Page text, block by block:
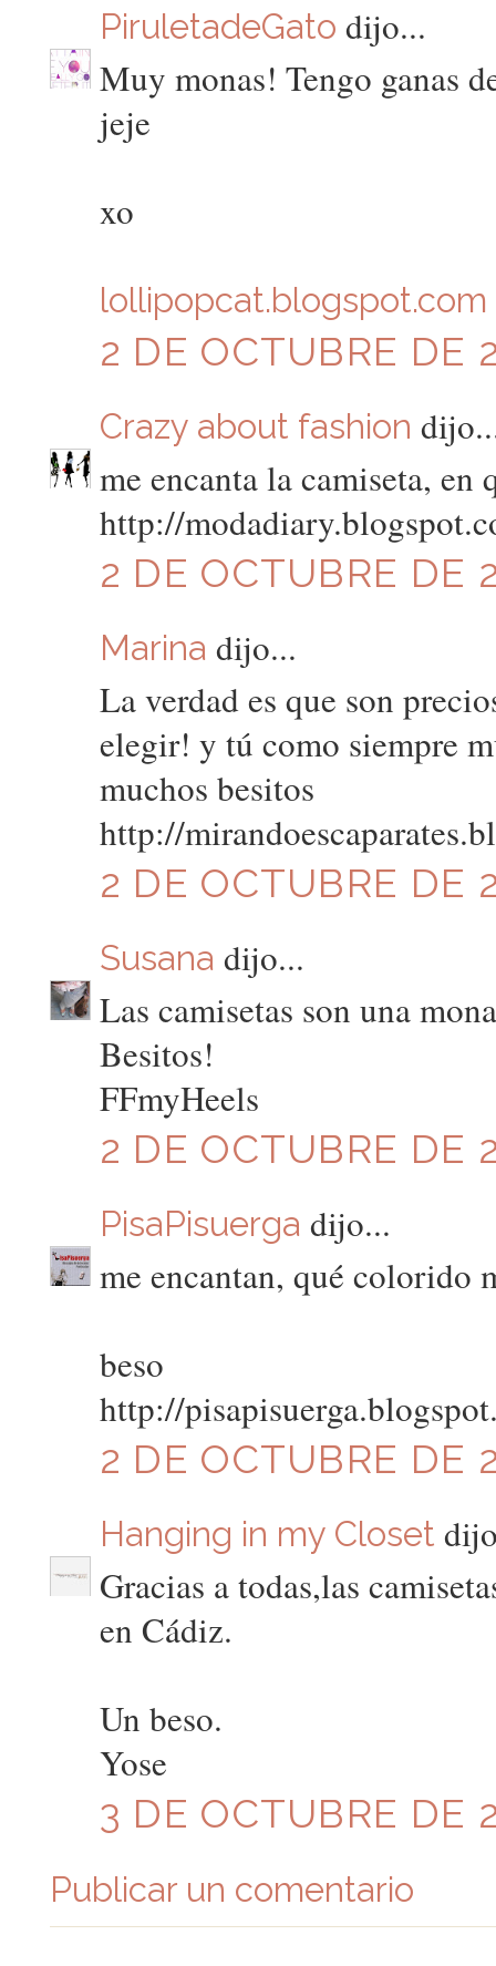
PiruletadeGato dijo...
Muy monas! Tengo ganas
jeje
xo
lollipopcat.blogspot.com
2 DE OCTUBRE DE
Crazy about fashion
me encanta la camiseta,
http://
2 DE OCTUBRE DE
Marina dijo...
La verdad es que son
elegir! y tú como siempre
muchos besitos
http://
2 DE OCTUBRE DE
Susana dijo...
Las camisetas son una
Besitos!
FFmyHeels
2 DE OCTUBRE DE
PisaPisuerga dijo...
me encantan, qué colorido
beso
http://
2 DE OCTUBRE DE
Hanging in my Closet
Gracias a todas,las
en Cádiz.
Un beso.
Yose
3 DE OCTUBRE DE
Publicar un comentario